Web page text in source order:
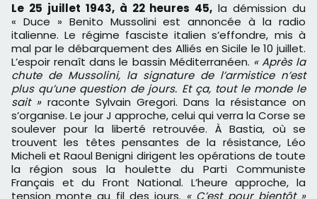
Le 25 juillet 1943, à 22 heures 45, la démission du
« Duce » Benito Mussolini est annoncée à la radio
italienne. Le régime fasciste italien s’effondre, mis à
mal par le débarquement des Alliés en Sicile le 10 juillet.
L’espoir renaît dans le bassin Méditerranéen. « Après la
chute de Mussolini, la signature de l’armistice n’est
plus qu’une question de jours. Et ça, tout le monde le
sait » raconte Sylvain Gregori. Dans la résistance on
s’organise. Le jour J approche, celui qui verra la Corse se
soulever pour la liberté retrouvée. À Bastia, où se
trouvent les têtes pensantes de la résistance, Léo
Micheli et Raoul Benigni dirigent les opérations de toute
la région sous la houlette du Parti Communiste
Français et du Front National. L’heure approche, la
tension monte au fil des jours. « C’est pour bientôt »